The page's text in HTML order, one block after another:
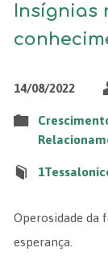
Insígnias
14/08/2022
Operosidade da
esperança.